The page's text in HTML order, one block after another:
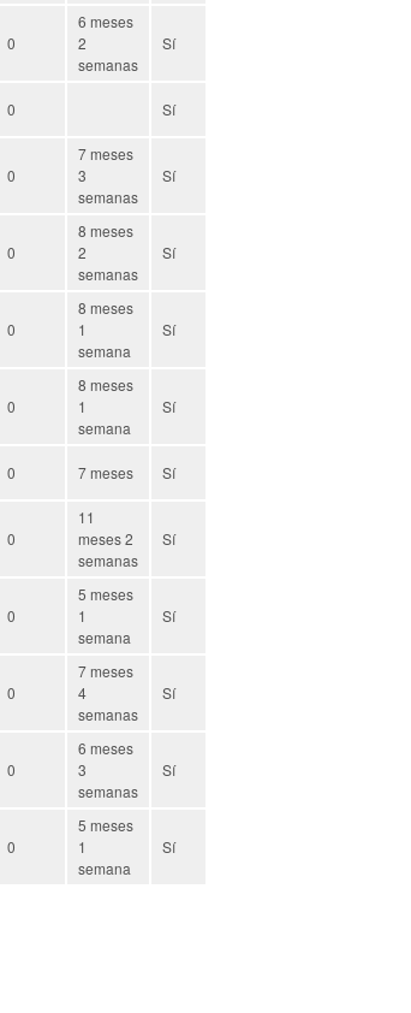
0
6 meses
2
semanas
Sí
0 Sí
0
7 meses
3
semanas
Sí
0
8 meses
2
semanas
Sí
0
8 meses
1
semana
Sí
0
8 meses
1
semana
Sí
0 7 meses Sí
0
11
meses 2
semanas
Sí
0
5 meses
1
semana
Sí
0
7 meses
4
semanas
Sí
0
6 meses
3
semanas
Sí
0
5 meses
1
semana
Sí